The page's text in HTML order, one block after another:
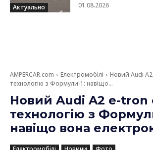
Актуально 01.08.2026